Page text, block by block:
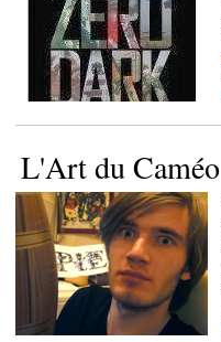
L'Art du Caméo